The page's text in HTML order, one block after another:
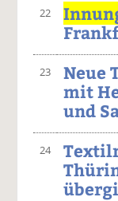
22
23 Neue
mit
und
24